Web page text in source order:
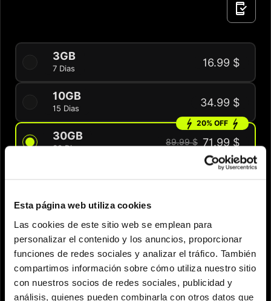
Esta página web utiliza cookies
Las cookies de este sitio web se emplean para
personalizar el contenido y los anuncios, proporcionar
funciones de redes sociales y analizar el tráfico. También
compartimos información sobre cómo utiliza nuestro sitio
con nuestros socios de redes sociales, publicidad y
análisis, quienes pueden combinarla con otros datos que
3GB
7 Dias 16.99 $
10GB
15 Dias 34.99 $
30GB
30 Dias
20% OFF
89.99 $ 71.99 $
¿Necesitas ayuda para elegir el eSIM
adecuado?
 Añadir al carrito